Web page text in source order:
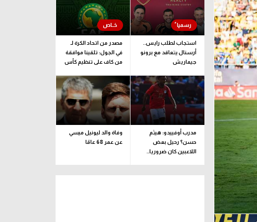
الألعاب
استجاب لطلب رايس..
أرسنال يتعاقد مع برونو
جيماريش
مصدر من اتحاد الكرة لـ
في الجول: تلقينا موافقة
من كاف على تنظيم كأس
مدرب أوفييدو: هيثم
حسن؟ رحيل بعض
اللاعبين كان ضروريا..
وفاة والد ليونيل ميسي
عن عمر 68 عامًا